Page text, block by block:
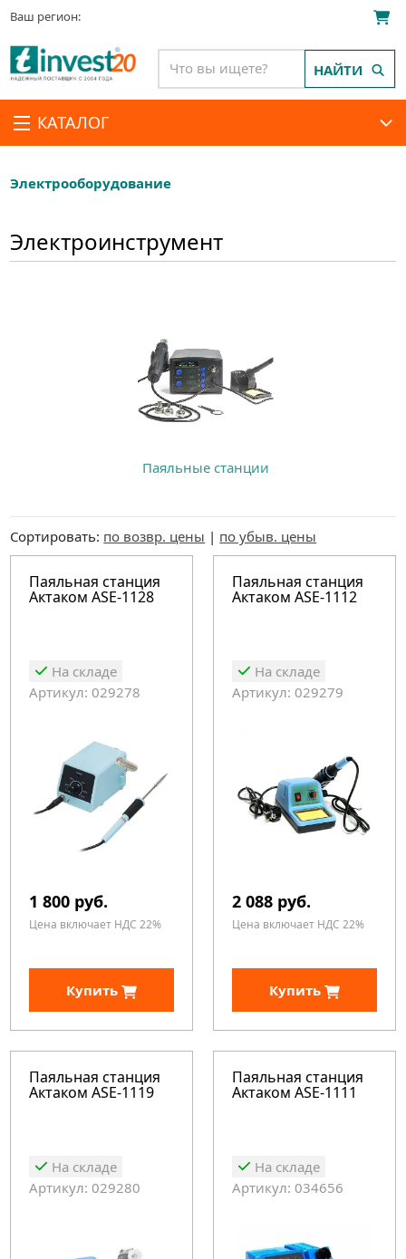
Ваш регион:
КАТАЛОГ
НАЙТИ
Электрооборудование
Электроинструмент
Паяльные станции
Сортировать: по возвр. цены | по убыв. цены
Паяльная станция
Актаком ASE-1128
На складе
Артикул: 029278
1 800 руб.
Цена включает НДС 22%
Купить
Паяльная станция
Актаком ASE-1112
На складе
Артикул: 029279
2 088 руб.
Цена включает НДС 22%
Купить
Паяльная станция
Актаком ASE-1119
На складе
Артикул: 029280
Паяльная станция
Актаком ASE-1111
На складе
Артикул: 034656